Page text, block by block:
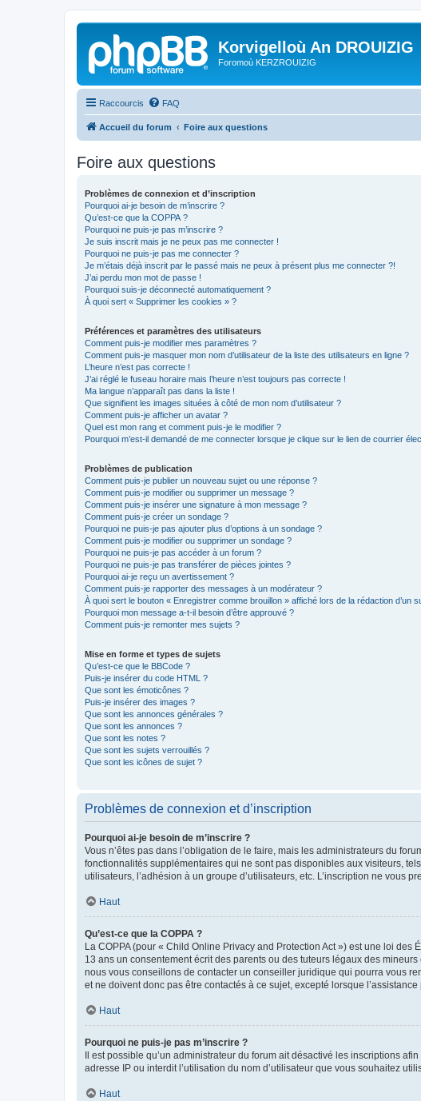
Korvigelloù An DROUIZIG
Foromoù KERZROUIZIG
Raccourcis FAQ
Accueil du forum Foire aux questions
Foire aux questions
Problèmes de connexion et d’inscription
Pourquoi ai-je besoin de m’inscrire ?
Qu’est-ce que la COPPA ?
Pourquoi ne puis-je pas m’inscrire ?
Je suis inscrit mais je ne peux pas me connecter !
Pourquoi ne puis-je pas me connecter ?
Je m’étais déjà inscrit par le passé mais ne peux à présent plus me connecter ?!
J’ai perdu mon mot de passe !
Pourquoi suis-je déconnecté automatiquement ?
À quoi sert « Supprimer les cookies » ?
Préférences et paramètres des utilisateurs
Comment puis-je modifier mes paramètres ?
Comment puis-je masquer mon nom d’utilisateur de la liste des utilisateurs en ligne ?
L’heure n’est pas correcte !
J’ai réglé le fuseau horaire mais l’heure n’est toujours pas correcte !
Ma langue n’apparaît pas dans la liste !
Que signifient les images situées à côté de mon nom d’utilisateur ?
Comment puis-je afficher un avatar ?
Quel est mon rang et comment puis-je le modifier ?
Pourquoi m’est-il demandé de me connecter lorsque je clique sur le lien de courrier
Problèmes de publication
Comment puis-je publier un nouveau sujet ou une réponse ?
Comment puis-je modifier ou supprimer un message ?
Comment puis-je insérer une signature à mon message ?
Comment puis-je créer un sondage ?
Pourquoi ne puis-je pas ajouter plus d’options à un sondage ?
Comment puis-je modifier ou supprimer un sondage ?
Pourquoi ne puis-je pas accéder à un forum ?
Pourquoi ne puis-je pas transférer de pièces jointes ?
Pourquoi ai-je reçu un avertissement ?
Comment puis-je rapporter des messages à un modérateur ?
À quoi sert le bouton « Enregistrer comme brouillon » affiché lors de la rédaction d’un
Pourquoi mon message a-t-il besoin d’être approuvé ?
Comment puis-je remonter mes sujets ?
Mise en forme et types de sujets
Qu’est-ce que le BBCode ?
Puis-je insérer du code HTML ?
Que sont les émoticônes ?
Puis-je insérer des images ?
Que sont les annonces générales ?
Que sont les annonces ?
Que sont les notes ?
Que sont les sujets verrouillés ?
Que sont les icônes de sujet ?
Problèmes de connexion et d’inscription
Pourquoi ai-je besoin de m’inscrire ?
Vous n’êtes pas dans l’obligation de le faire, mais les administrateurs du
fonctionnalités supplémentaires qui ne sont pas disponibles aux visiteurs,
utilisateurs, l’adhésion à un groupe d’utilisateurs, etc. L’inscription ne vous
Haut
Qu’est-ce que la COPPA ?
La COPPA (pour « Child Online Privacy and Protection Act ») est une loi
13 ans un consentement écrit des parents ou des tuteurs légaux des
nous vous conseillons de contacter un conseiller juridique qui pourra vous
et ne doivent donc pas être contactés à ce sujet, excepté lorsque
Haut
Pourquoi ne puis-je pas m’inscrire ?
Il est possible qu’un administrateur du forum ait désactivé les inscriptions
adresse IP ou interdit l’utilisation du nom d’utilisateur que vous souhaitez
Haut